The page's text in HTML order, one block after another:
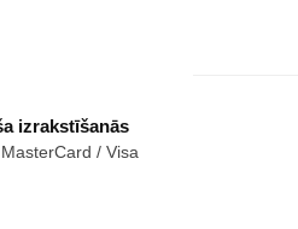
izrakstīšanās
/ Visa